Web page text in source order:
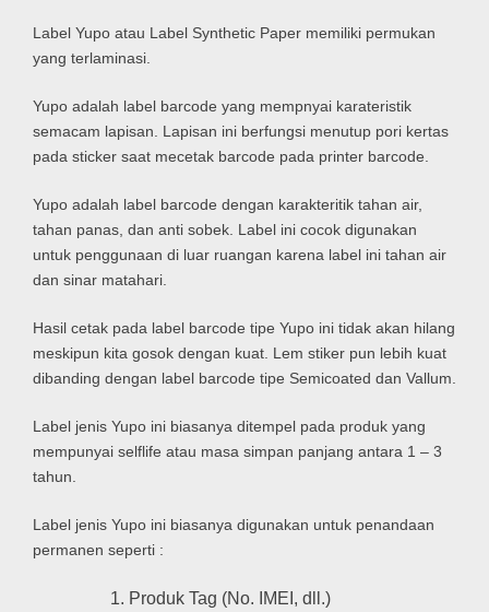
Label Yupo atau Label Synthetic Paper memiliki permukan
yang terlaminasi.
Yupo adalah label barcode yang mempnyai karateristik
semacam lapisan. Lapisan ini berfungsi menutup pori kertas
pada sticker saat mecetak barcode pada printer barcode.
Yupo adalah label barcode dengan karakteritik tahan air,
tahan panas, dan anti sobek. Label ini cocok digunakan
untuk penggunaan di luar ruangan karena label ini tahan air
dan sinar matahari.
Hasil cetak pada label barcode tipe Yupo ini tidak akan hilang
meskipun kita gosok dengan kuat. Lem stiker pun lebih kuat
dibanding dengan label barcode tipe Semicoated dan Vallum.
Label jenis Yupo ini biasanya ditempel pada produk yang
mempunyai selflife atau masa simpan panjang antara 1 – 3
tahun.
Label jenis Yupo ini biasanya digunakan untuk penandaan
permanen seperti :
Produk Tag (No. IMEI, dll.)